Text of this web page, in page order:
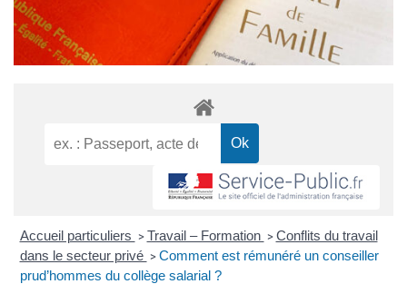
Accueil particuliers > Travail – Formation > Conflits du travail
dans le secteur privé > Comment est rémunéré un conseiller
prud’hommes du collège salarial ?